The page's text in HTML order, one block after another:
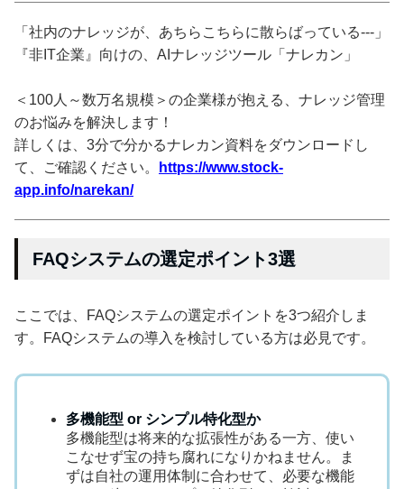
「社内のナレッジが、あちらこちらに散らばっている---」
『非IT企業』向けの、AIナレッジツール「ナレカン」
＜100人～数万名規模＞の企業様が抱える、ナレッジ管理
のお悩みを解決します！
詳しくは、3分で分かるナレカン資料をダウンロードし
て、ご確認ください。
https://www.stock-
app.info/narekan/
FAQシステムの選定ポイント3選
ここでは、FAQシステムの選定ポイントを3つ紹介しま
す。FAQシステムの導入を検討している方は必見です。
多機能型 or シンプル特化型か
多機能型は将来的な拡張性がある一方、使い
こなせず宝の持ち腐れになりかねません。ま
ずは自社の運用体制に合わせて、必要な機能